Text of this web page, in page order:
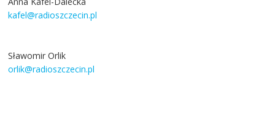
kafel@radioszczecin.pl
Sławomir Orlik
orlik@radioszczecin.pl